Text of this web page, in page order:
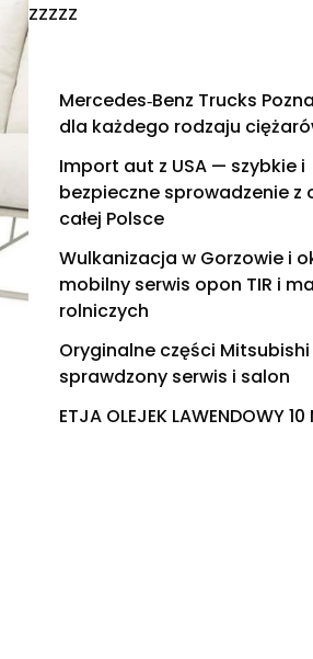
zzzzz
Mercedes‑Benz Trucks
dla każdego rodzaju
Import aut z USA — szybkie i
bezpieczne sprowadzenie z
całej Polsce
Wulkanizacja w Gorzowie i
mobilny serwis opon TIR i
rolniczych
Oryginalne części
sprawdzony serwis i salon
ETJA OLEJEK LAWENDOWY 10